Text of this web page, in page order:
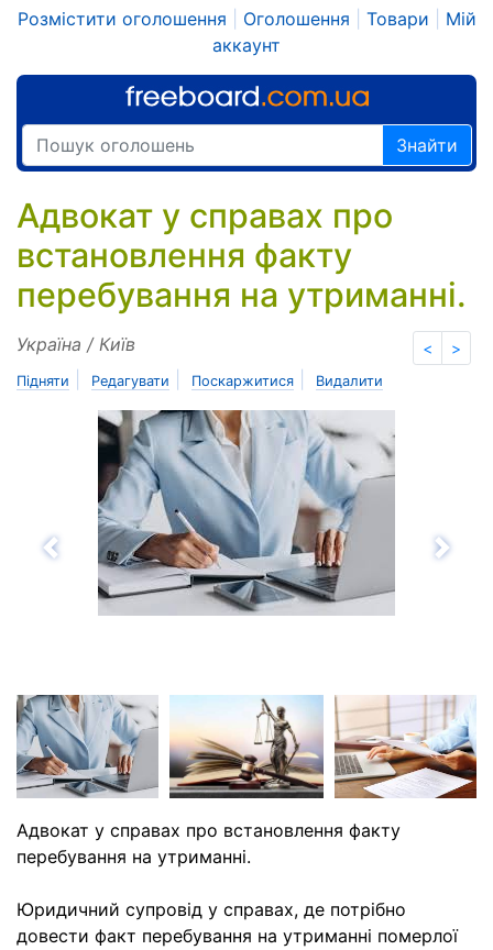
Розмістити оголошення Оголошення Товари
Мій
аккаунт
Знайти
Адвокат у справах про
встановлення факту
перебування на утриманні.
< >
Україна / Київ
Підняти Редагувати Поскаржитися Видалити
Назад
Адвокат у справах про встановлення факту
перебування на утриманні.
Юридичний супровід у справах, де потрібно
довести факт перебування на утриманні померлої